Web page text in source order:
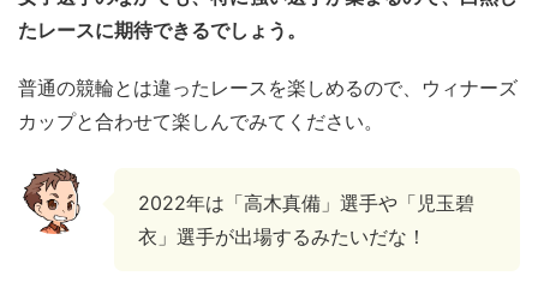
たレースに期待できるでしょう。
普通の競輪とは違ったレースを楽しめるので、ウィナーズ
カップと合わせて楽しんでみてください。
2022年は「高木真備」選手や「児玉碧
衣」選手が出場するみたいだな！